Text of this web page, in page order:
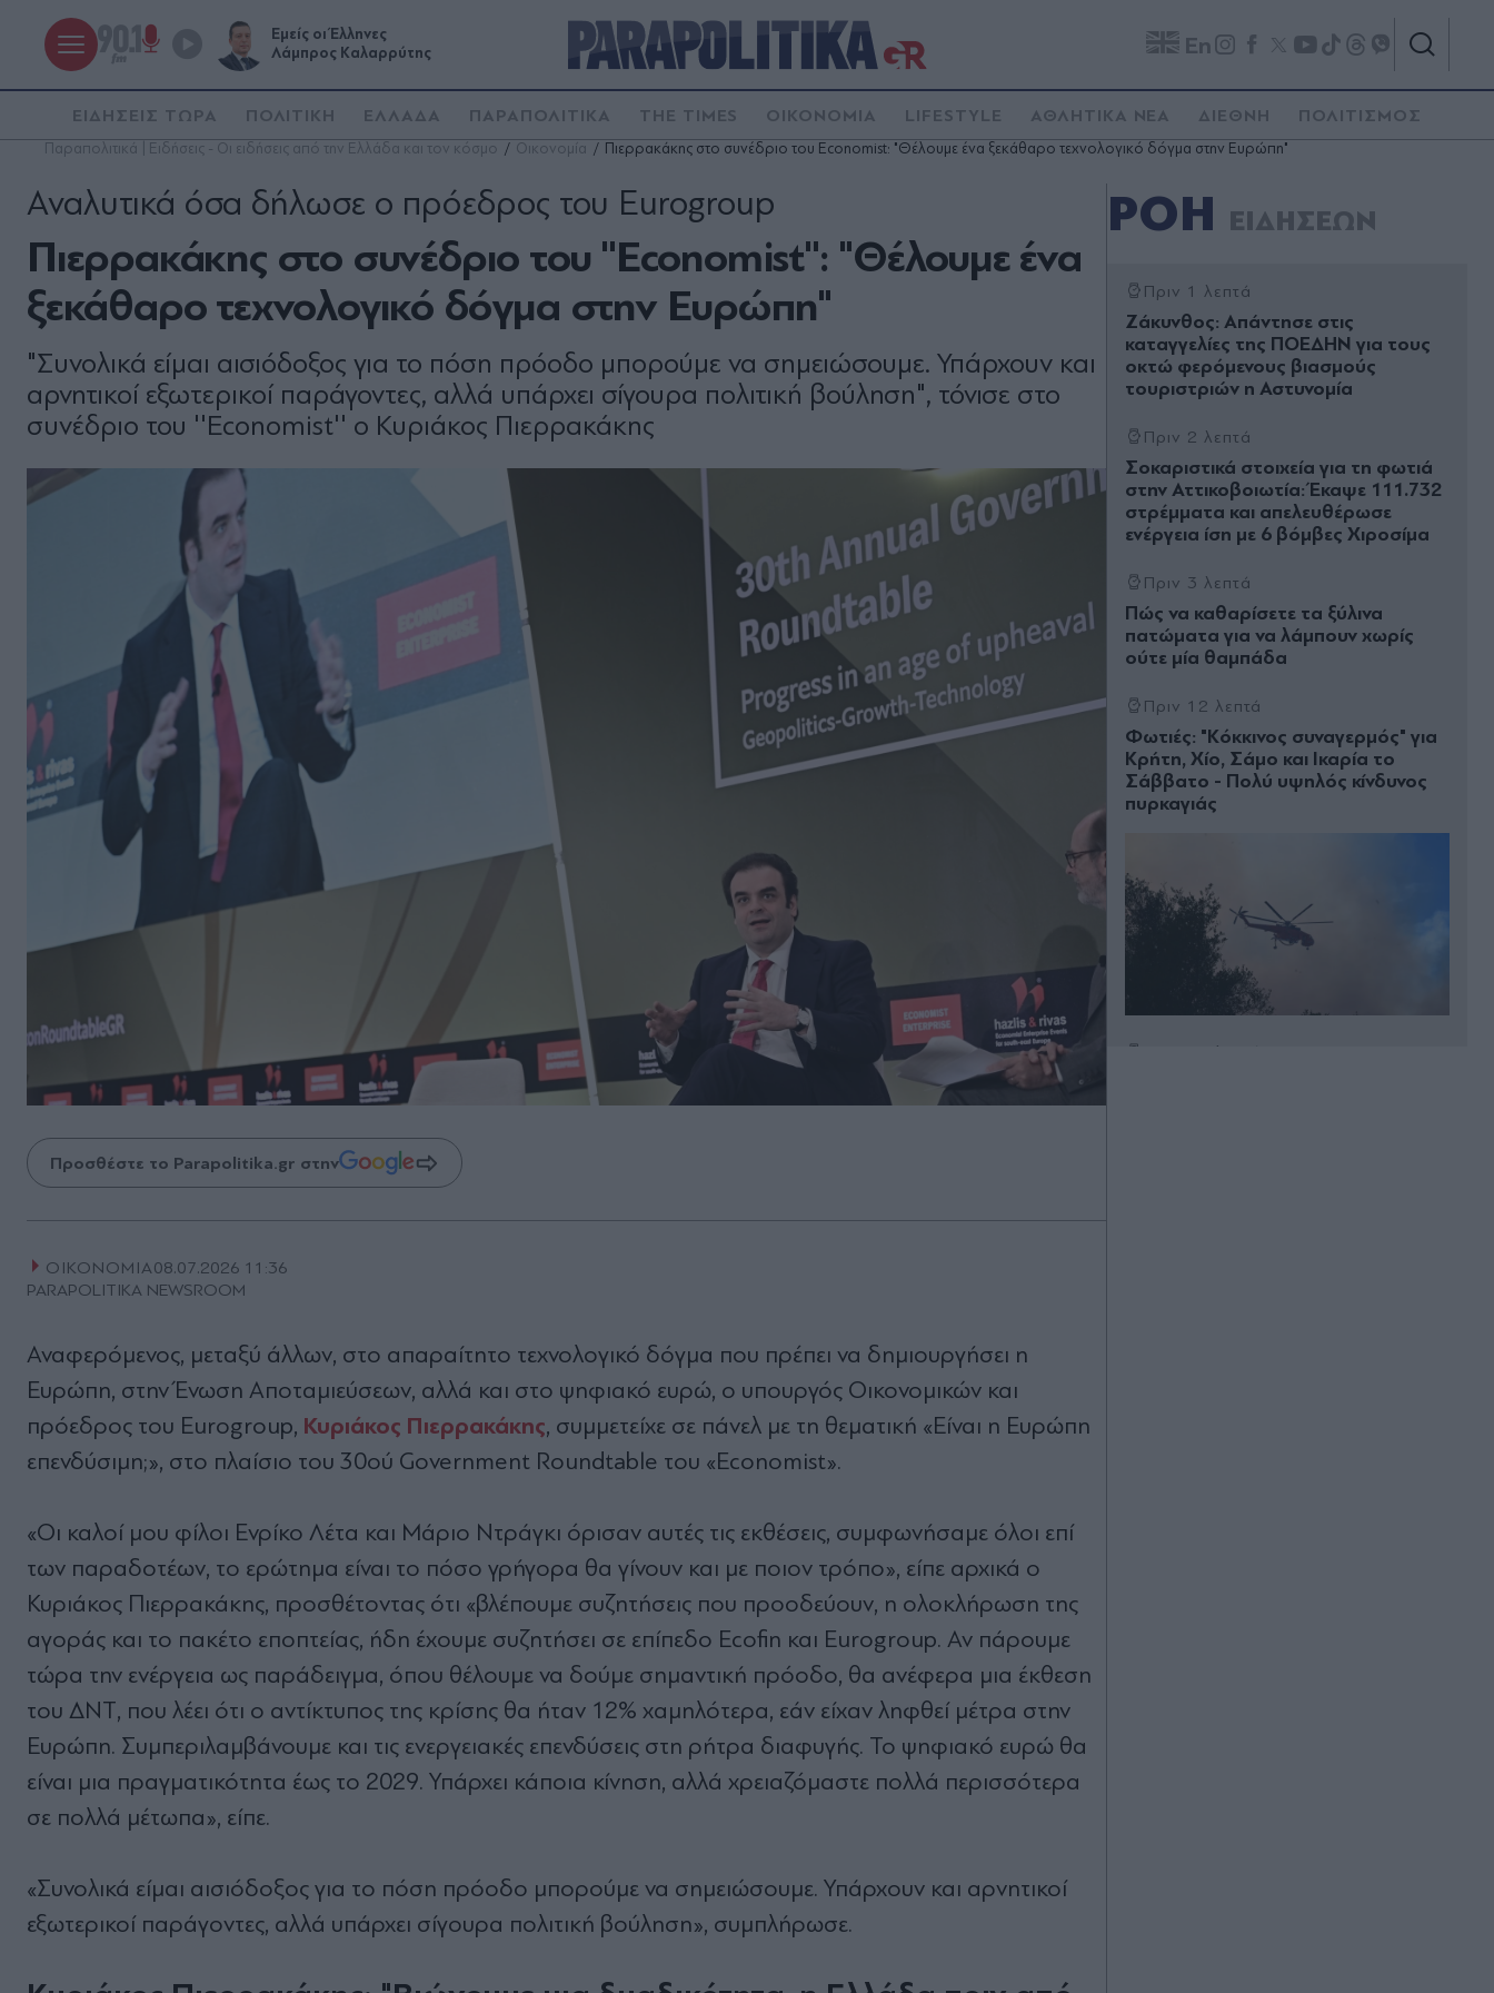
Εμείς οι Έλληνες
Λάμπρος Καλαρρύτης
En
ΕΙΔΗΣΕΙΣ ΤΩΡΑ ΠΟΛΙΤΙΚΗ ΕΛΛΑΔΑ ΠΑΡΑΠΟΛΙΤΙΚΑ THE TIMES ΟΙΚΟΝΟΜΙΑ LIFESTYLE ΑΘΛΗΤΙΚΑ ΝΕΑ ΔΙΕΘΝΗ ΠΟΛΙΤΙΣΜΟΣ
Παραπολιτικά | Ειδήσεις - Οι ειδήσεις από την Ελλάδα και τον κόσμο Οικονομία Πιερρακάκης στο συνέδριο του Economist: "Θέλουμε ένα ξεκάθαρο τεχνολογικό δόγμα στην Ευρώπη"
Πιερρακάκης στο συνέδριο του ''Economist'': "Θέλουμε ένα
ξεκάθαρο τεχνολογικό δόγμα στην Ευρώπη"
Αναλυτικά όσα δήλωσε ο πρόεδρος του Eurogroup
"Συνολικά είμαι αισιόδοξος για το πόση πρόοδο μπορούμε να σημειώσουμε. Υπάρχουν και
αρνητικοί εξωτερικοί παράγοντες, αλλά υπάρχει σίγουρα πολιτική βούληση", τόνισε στο
συνέδριο του ''Economist'' ο Κυριάκος Πιερρακάκης
Προσθέστε το Parapolitika.gr στην
ΟΙΚΟΝΟΜΙΑ08.07.2026 11:36
PARAPOLITIKA NEWSROOM
Αναφερόμενος, μεταξύ άλλων, στο απαραίτητο τεχνολογικό δόγμα που πρέπει να δημιουργήσει η
Ευρώπη, στην Ένωση Αποταμιεύσεων, αλλά και στο ψηφιακό ευρώ, ο υπουργός Οικονομικών και
πρόεδρος του Eurogroup, Κυριάκος Πιερρακάκης, συμμετείχε σε πάνελ με τη θεματική «Είναι η Ευρώπη
επενδύσιμη;», στο πλαίσιο του 30ού Government Roundtable του «Economist».
«Οι καλοί μου φίλοι Ενρίκο Λέτα και Μάριο Ντράγκι όρισαν αυτές τις εκθέσεις, συμφωνήσαμε όλοι επί
των παραδοτέων, το ερώτημα είναι το πόσο γρήγορα θα γίνουν και με ποιον τρόπο», είπε αρχικά ο
Κυριάκος Πιερρακάκης, προσθέτοντας ότι «βλέπουμε συζητήσεις που προοδεύουν, η ολοκλήρωση της
αγοράς και το πακέτο εποπτείας, ήδη έχουμε συζητήσει σε επίπεδο Ecofin και Eurogroup. Αν πάρουμε
τώρα την ενέργεια ως παράδειγμα, όπου θέλουμε να δούμε σημαντική πρόοδο, θα ανέφερα μια έκθεση
του ΔΝΤ, που λέει ότι ο αντίκτυπος της κρίσης θα ήταν 12% χαμηλότερα, εάν είχαν ληφθεί μέτρα στην
Ευρώπη. Συμπεριλαμβάνουμε και τις ενεργειακές επενδύσεις στη ρήτρα διαφυγής. Το ψηφιακό ευρώ θα
είναι μια πραγματικότητα έως το 2029. Υπάρχει κάποια κίνηση, αλλά χρειαζόμαστε πολλά περισσότερα
σε πολλά μέτωπα», είπε.
«Συνολικά είμαι αισιόδοξος για το πόση πρόοδο μπορούμε να σημειώσουμε. Υπάρχουν και αρνητικοί
εξωτερικοί παράγοντες, αλλά υπάρχει σίγουρα πολιτική βούληση», συμπλήρωσε.
ΡΟΗ ΕΙΔΗΣΕΩΝ
Πριν 1 λεπτά
Ζάκυνθος: Απάντησε στις
καταγγελίες της ΠΟΕΔΗΝ για τους
οκτώ φερόμενους βιασμούς
τουριστριών η Αστυνομία
Πριν 2 λεπτά
Σοκαριστικά στοιχεία για τη φωτιά
στην Αττικοβοιωτία: Έκαψε 111.732
στρέμματα και απελευθέρωσε
ενέργεια ίση με 6 βόμβες Χιροσίμα
Πριν 3 λεπτά
Πώς να καθαρίσετε τα ξύλινα
πατώματα για να λάμπουν χωρίς
ούτε μία θαμπάδα
Πριν 12 λεπτά
Φωτιές: "Κόκκινος συναγερμός" για
Κρήτη, Χίο, Σάμο και Ικαρία το
Σάββατο - Πολύ υψηλός κίνδυνος
πυρκαγιάς
Πριν 13 λεπτά